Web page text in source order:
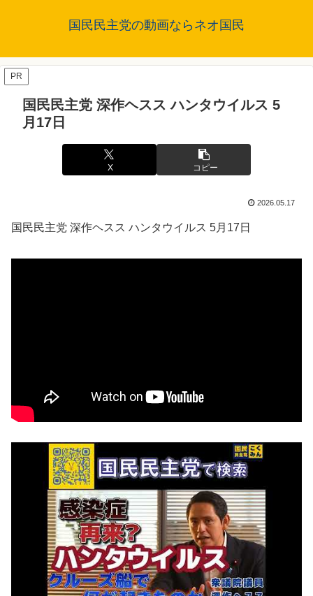
国民民主党の動画ならネオ国民
PR
国民民主党 深作ヘスス ハンタウイルス 5
月17日
X コピー
2026.05.17
国民民主党 深作ヘスス ハンタウイルス 5月17日